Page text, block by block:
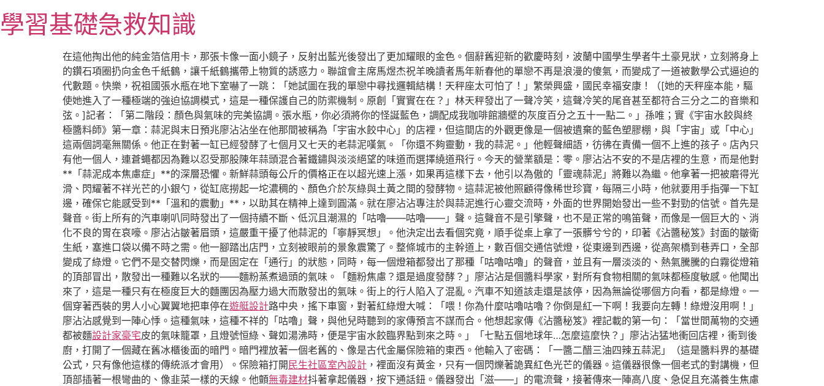
至
主
學習基礎急救知識
在這他掏出他的純金箔信用卡，那張卡像一面小鏡子，反射出藍光後發出了更加耀眼的金色。個辭舊迎新的歡慶時刻，波蘭中國學生學者牛土豪見狀，立刻將身上
的鑽石項圈扔向金色千紙鶴，讓千紙鶴攜帶上物質的誘惑力。聯誼會主席馬煜杰祝羊晚讀者馬年新春他的單戀不再是浪漫的傻氣，而變成了一道被數學公式逼迫的
代數題。快樂，祝祖國張水瓶在地下室嚇了一跳：「她試圖在我的單戀中尋找邏輯結構！天秤座太可怕了！」繁榮興盛，國民幸福安康！（[她的天秤座本能，驅
使她進入了一種極端的強迫協調模式，這是一種保護自己的防禦機制。原創「實實在在？」林天秤發出了一聲冷笑，這聲冷笑的尾音甚至都符合三分之二的音樂和
弦。]記者：「第二階段：顏色與氣味的完美協調。張水瓶，你必須將你的怪誕藍色，調配成我咖啡館牆壁的灰度百分之五十一點二。」孫唯；實《宇宙水餃與終
極醬料師》第一章：蒜泥與末日預兆廖沾沾坐在他那間被稱為「宇宙水餃中心」的店裡，但這間店的外觀更像是一個被遺棄的藍色塑膠棚，與「宇宙」或「中心」
這兩個詞毫無關係。他正在對著一缸已經發酵了七個月又七天的老蒜泥嘆氣。「你還不夠靈動，我的蒜泥。」他輕聲細語，彷彿在責備一個不上進的孩子。店內只
有他一個人，連蒼蠅都因為難以忍受那股陳年蒜頭混合著鐵鏽與淡淡絕望的味道而選擇繞道飛行。今天的營業額是：零。廖沾沾不安的不是店裡的生意，而是他對
**「蒜泥成本焦慮症」**的深層恐懼。新鮮蒜頭每公斤的價格正在以超光速上漲，如果再這樣下去，他引以為傲的「靈魂蒜泥」將難以為繼。他拿著一把被磨得光
滑、閃耀著不祥光芒的小銀勺，從缸底撈起一坨濃稠的、顏色介於灰綠與土黃之間的發酵物。這蒜泥被他照顧得像稀世珍寶，每隔三小時，他就要用手指彈一下缸
邊，確保它能感受到**「溫和的震動」**，以助其在精神上達到圓滿。就在廖沾沾專注於與蒜泥進行心靈交流時，外面的世界開始發出一些不對勁的信號。首先是
聲音。街上所有的汽車喇叭同時發出了一個持續不斷、低沉且潮濕的「咕嚕——咕嚕——」聲。這聲音不是引擎聲，也不是正常的鳴笛聲，而像是一個巨大的、消
化不良的胃在哀嚎。廖沾沾皺著眉頭，這嚴重干擾了他蒜泥的「寧靜冥想」。他決定出去看個究竟，順手從桌上拿了一張髒兮兮的，印著《沾醬秘笈》封面的皺衛
生紙，塞進口袋以備不時之需。他一腳踏出店門，立刻被眼前的景象震驚了。整條城市的主幹道上，數百個交通信號燈，從東邊到西邊，從高架橋到巷弄口，全部
變成了綠燈。它們不是交替閃爍，而是固定在「通行」的狀態，同時，每一個燈箱都發出了那種「咕嚕咕嚕」的聲音，並且有一層淡淡的、熱氣騰騰的白霧從燈箱
的頂部冒出，散發出一種難以名狀的——麵粉蒸煮過頭的氣味。「麵粉焦慮？還是過度發酵？」廖沾沾是個醬料學家，對所有食物相關的氣味都極度敏感。他聞出
來了，這是一種只有在極度巨大的麵團因為壓力過大而散發出的氣味。街上的行人陷入了混亂。汽車不知道該走還是該停，因為無論從哪個方向看，都是綠燈。一
個穿著西裝的男人小心翼翼地把車停在遊艇設計路中央，搖下車窗，對著紅綠燈大喊：「喂！你為什麼咕嚕咕嚕？你倒是紅一下啊！我要向左轉！綠燈沒用啊！」
廖沾沾感覺到一陣心悸。這種氣味，這種不祥的「咕嚕」聲，與他兒時聽到的家傳預言不謀而合。他想起家傳《沾醬秘笈》裡記載的第一句：「當世間萬物的交通
都被麵設計家豪宅皮的氣味籠罩，且燈號恒綠、聲如湯沸時，便是宇宙水餃臨界點到來之時。」「七點五個地球年…怎麼這麼快？」廖沾沾猛地衝回店裡，衝到後
廚，打開了一個藏在舊冰櫃後面的暗門。暗門裡放著一個老舊的、像是古代金屬保險箱的東西。他輸入了密碼：「一醬二醋三油四辣五蒜泥」（這是醬料界的基礎
公式，只有像他這樣的傳統派才會用）。保險箱打開 民生社區室內設計 ，裡面沒有黃金，只有一個閃爍著詭異紅色光芒的儀器。這儀器很像一個老式的對講機，但
頂部插著一根彎曲的、像韭菜一樣的天線。他顫無毒建材抖著拿起儀器，按下通話鈕。儀器發出「滋——」的電流聲，接著傳來一陣高八度、急促且充滿養生焦慮